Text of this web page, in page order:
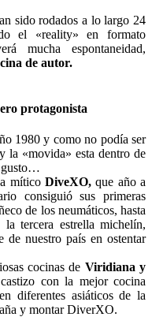
sido rodados a lo largo 24
el «reality» en formato
mucha espontaneidad,
de autor.
protagonista
1980 y como no podía ser
la «movida» esta dentro de
gusto…
míticoDiveXO, que año a
consiguió sus primeras
de los neumáticos, hasta
tercera estrella michelín,
de nuestro país en ostentar
cocinas de Viridiana y
con la mejor cocina
diferentes asiáticos de la
y montar DiverXO.